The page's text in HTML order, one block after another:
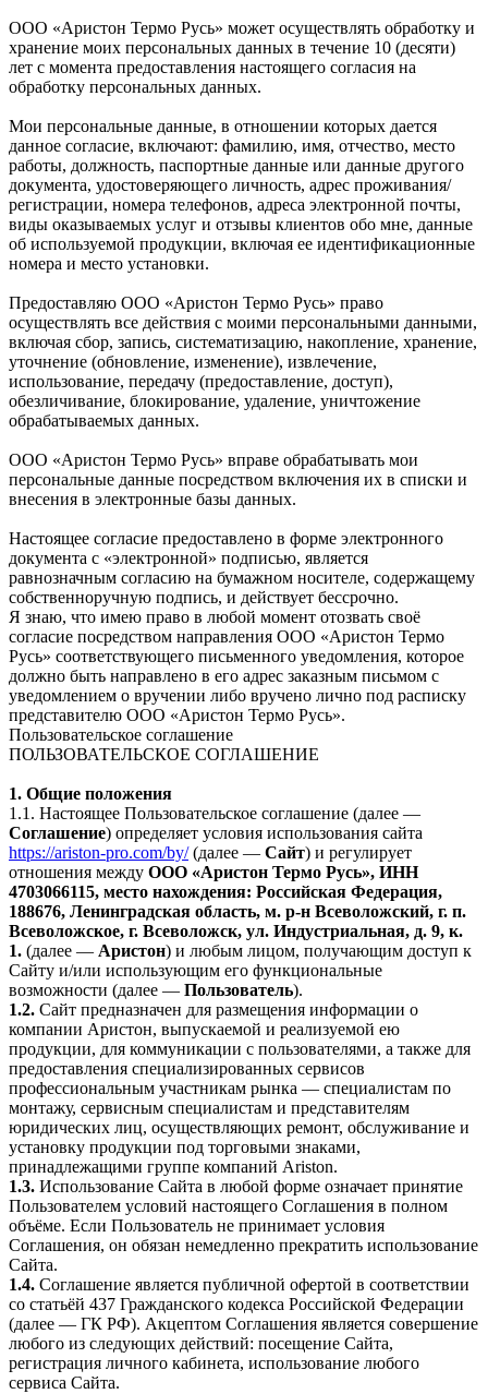
ООО «Аристон Термо Русь» может осуществлять обработку и
хранение моих персональных данных в течение 10 (десяти)
лет с момента предоставления настоящего согласия на
обработку персональных данных.
Мои персональные данные, в отношении которых дается
данное согласие, включают: фамилию, имя, отчество, место
работы, должность, паспортные данные или данные другого
документа, удостоверяющего личность, адрес проживания/
регистрации, номера телефонов, адреса электронной почты,
виды оказываемых услуг и отзывы клиентов обо мне, данные
об используемой продукции, включая ее идентификационные
номера и место установки.
Предоставляю ООО «Аристон Термо Русь» право
осуществлять все действия с моими персональными данными,
включая сбор, запись, систематизацию, накопление, хранение,
уточнение (обновление, изменение), извлечение,
использование, передачу (предоставление, доступ),
обезличивание, блокирование, удаление, уничтожение
обрабатываемых данных.
ООО «Аристон Термо Русь» вправе обрабатывать мои
персональные данные посредством включения их в списки и
внесения в электронные базы данных.
Настоящее согласие предоставлено в форме электронного
документа с «электронной» подписью, является
равнозначным согласию на бумажном носителе, содержащему
собственноручную подпись, и действует бессрочно.
Я знаю, что имею право в любой момент отозвать своё
согласие посредством направления ООО «Аристон Термо
Русь» соответствующего письменного уведомления, которое
должно быть направлено в его адрес заказным письмом с
уведомлением о вручении либо вручено лично под расписку
представителю ООО «Аристон Термо Русь».
Пользовательское соглашение
ПОЛЬЗОВАТЕЛЬСКОЕ СОГЛАШЕНИЕ
1. Общие положения
1.1. Настоящее Пользовательское соглашение (далее —
Соглашение) определяет условия использования сайта
https://ariston-pro.com/by/(далее — Сайт) и регулирует
отношения между ООО «Аристон Термо Русь», ИНН
4703066115, место нахождения: Российская Федерация,
188676, Ленинградская область, м. р-н Всеволожский, г. п.
Всеволожское, г. Всеволожск, ул. Индустриальная, д. 9, к.
1. (далее — Аристон) и любым лицом, получающим доступ к
Сайту и/или использующим его функциональные
возможности (далее — Пользователь).
1.2. Сайт предназначен для размещения информации о
компании Аристон, выпускаемой и реализуемой ею
продукции, для коммуникации с пользователями, а также для
предоставления специализированных сервисов
профессиональным участникам рынка — специалистам по
монтажу, сервисным специалистам и представителям
юридических лиц, осуществляющих ремонт, обслуживание и
установку продукции под торговыми знаками,
принадлежащими группе компаний Ariston.
1.3. Использование Сайта в любой форме означает принятие
Пользователем условий настоящего Соглашения в полном
объёме. Если Пользователь не принимает условия
Соглашения, он обязан немедленно прекратить использование
Сайта.
1.4. Соглашение является публичной офертой в соответствии
со статьёй 437 Гражданского кодекса Российской Федерации
(далее — ГК РФ). Акцептом Соглашения является совершение
любого из следующих действий: посещение Сайта,
регистрация личного кабинета, использование любого
сервиса Сайта.